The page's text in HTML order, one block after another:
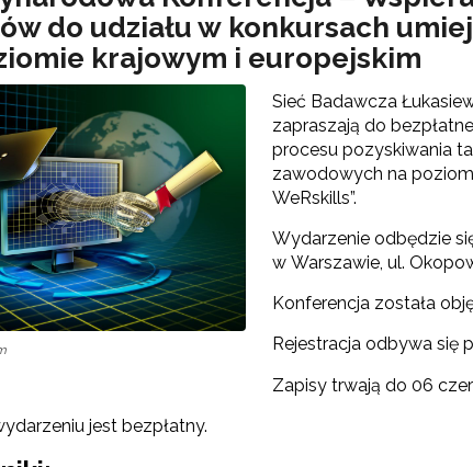
doskonalenia"
branżowe"
wsparcia"
do udziału w konkursach
krajowym i europejskim
Sieć Badawcza
zapraszają do
procesu pozyskiwania
zawodowych na
WeRskills”.
Wydarzenie odbędzie
w Warszawie, ul.
Konferencja została
Rejestracja odbywa się
Zapisy trwają do 06
jest bezpłatny.